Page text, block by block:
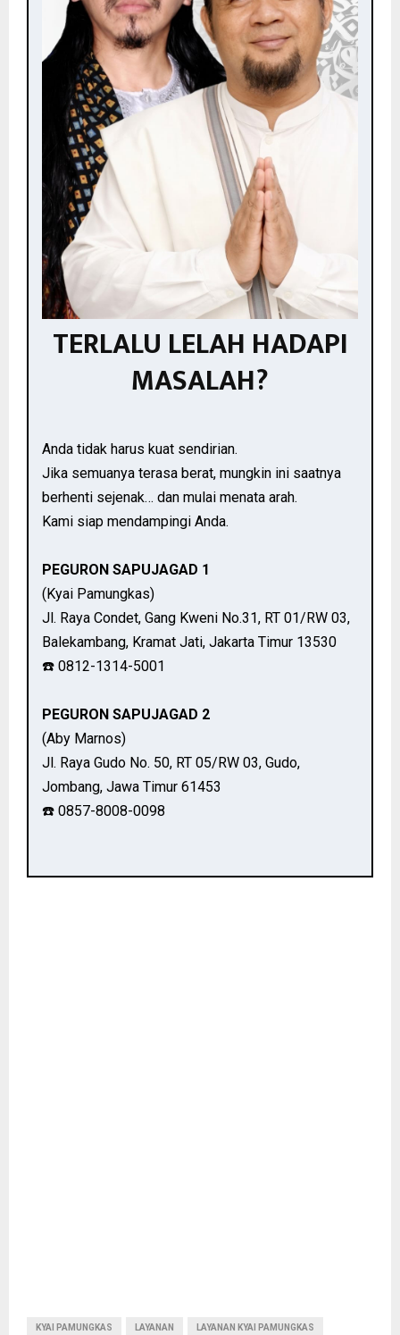
TERLALU LELAH HADAPI
MASALAH?
Anda tidak harus kuat sendirian.
Jika semuanya terasa berat, mungkin ini saatnya
berhenti sejenak… dan mulai menata arah.
Kami siap mendampingi Anda.
PEGURON SAPUJAGAD 1
(Kyai Pamungkas)
Jl. Raya Condet, Gang Kweni No.31, RT 01/RW 03,
Balekambang, Kramat Jati, Jakarta Timur 13530
☎️ 0812-1314-5001
PEGURON SAPUJAGAD 2
(Aby Marnos)
Jl. Raya Gudo No. 50, RT 05/RW 03, Gudo,
Jombang, Jawa Timur 61453
☎️ 0857-8008-0098
KYAI PAMUNGKAS LAYANAN LAYANAN KYAI PAMUNGKAS